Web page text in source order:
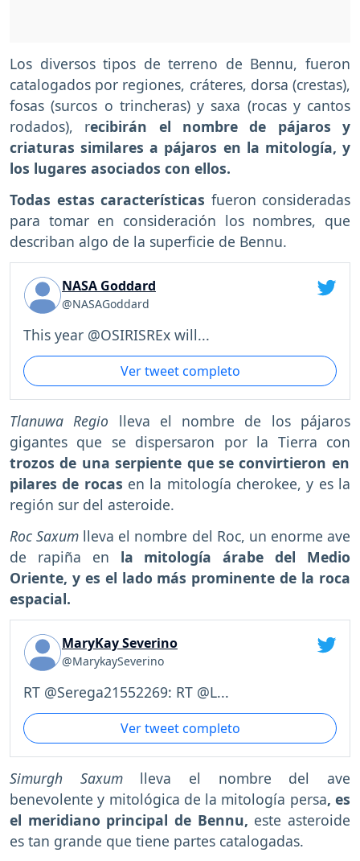
Los diversos tipos de terreno de Bennu, fueron
catalogados por regiones, cráteres, dorsa (crestas),
fosas (surcos o trincheras) y saxa (rocas y cantos
rodados), recibirán el nombre de pájaros y
criaturas similares a pájaros en la mitología, y
los lugares asociados con ellos.
Todas estas características fueron consideradas
para tomar en consideración los nombres, que
describan algo de la superficie de Bennu.
NASA Goddard
@NASAGoddard
This year @OSIRISREx will...
Ver tweet completo
Tlanuwa Regio lleva el nombre de los pájaros
gigantes que se dispersaron por la Tierra con
trozos de una serpiente que se convirtieron en
pilares de rocas en la mitología cherokee, y es la
región sur del asteroide.
Roc Saxum lleva el nombre del Roc, un enorme ave
de rapiña en la mitología árabe del Medio
Oriente, y es el lado más prominente de la roca
espacial.
MaryKay Severino
@MarykaySeverino
RT @Serega21552269: RT @L...
Ver tweet completo
Simurgh Saxum lleva el nombre del ave
benevolente y mitológica de la mitología persa, es
el meridiano principal de Bennu, este asteroide
es tan grande que tiene partes catalogadas.